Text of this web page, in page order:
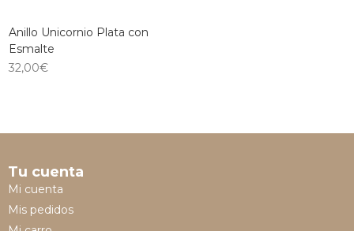
Anillo Unicornio Plata con
Esmalte
32,00€
Tu cuenta
Mi cuenta
Mis pedidos